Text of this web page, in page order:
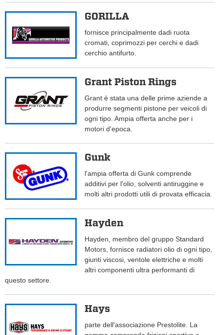
GORILLA
fornisce principalmente dadi ruota
cromati, coprimozzi per cerchi e dadi
cerchio antifurto.
Grant Piston Rings
Grant è stata una delle prime aziende a
produrre segmenti pistone per veicoli di
ogni tipo. Ampia offerta anche per i
motori d'epoca.
Gunk
l'ampia offerta di Gunk comprende
additivi per l'olio, solventi antiruggine e
molti altri prodotti utili di provata efficacia.
Hayden
Hayden, membro del gruppo Standard
Motors, fornisce radiatori olio di ogni tipo,
giunti viscosi, ventole elettriche e molti
altri componenti ultra performanti di
questo settore.
Hays
parte dell'associazione Prestolite. La